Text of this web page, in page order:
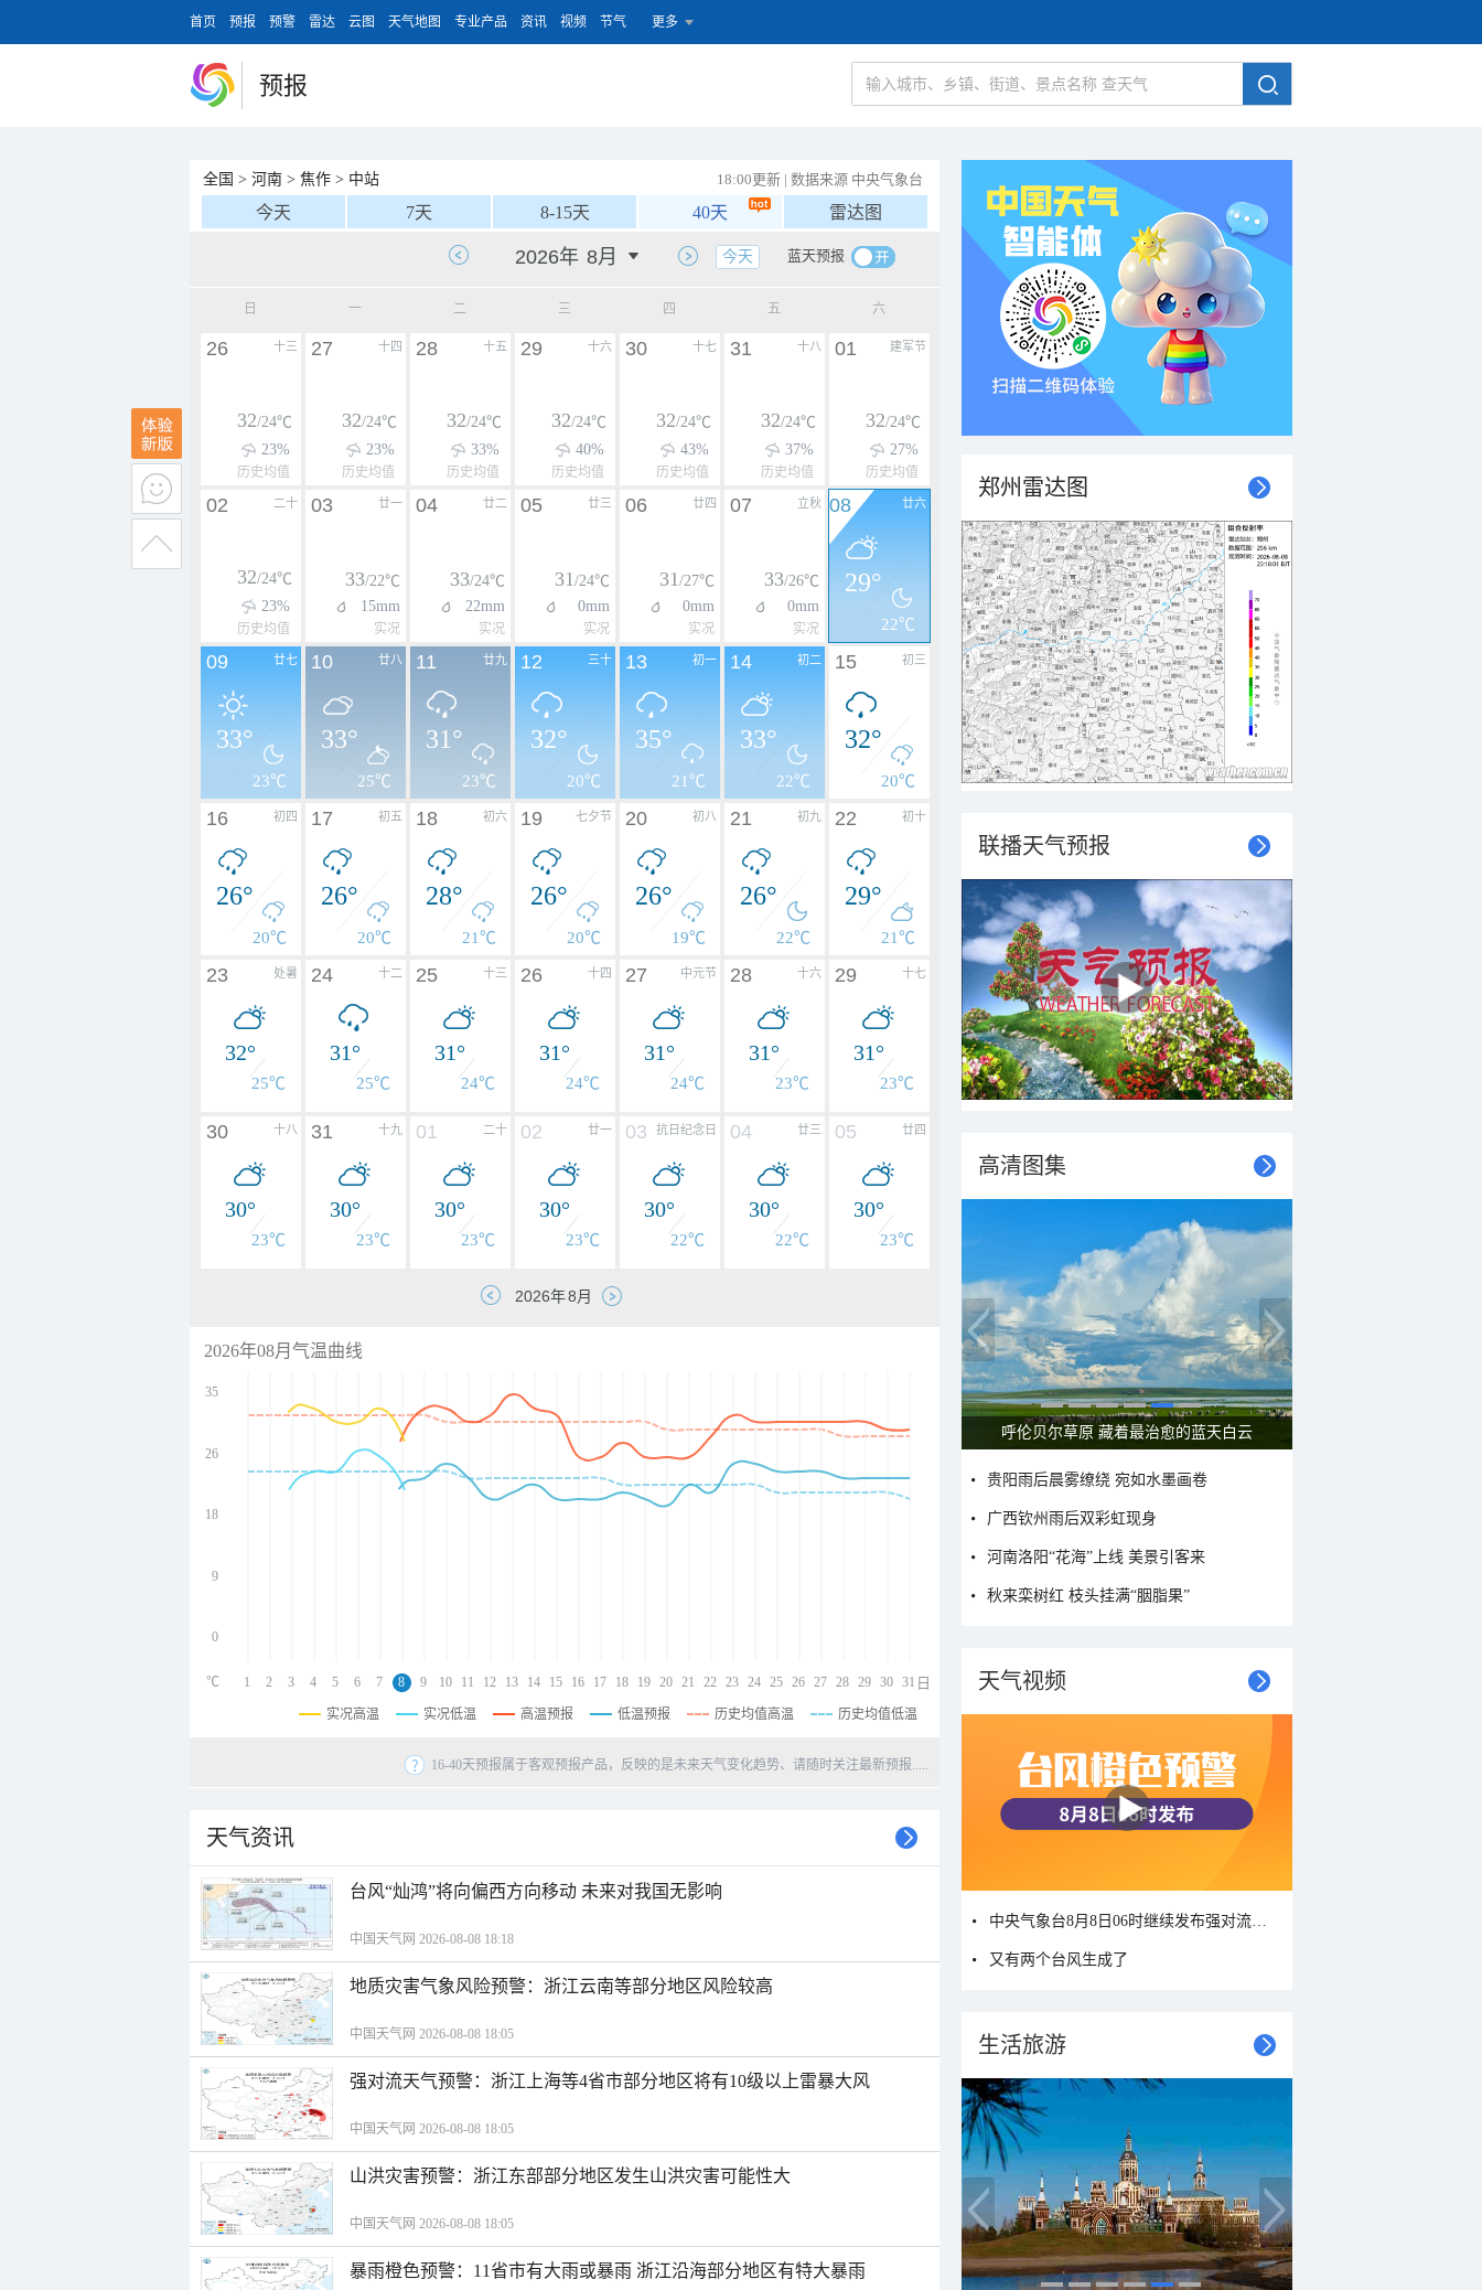
首页 预报 预警 雷达 云图 天气地图 专业产品 资讯 视频 节气 更多
预报
全国 > 河南 > 焦作 > 中站 18:00更新 | 数据来源 中央气象台
今天 7天 8-15天 40天 雷达图
蓝天预报
今天
日 一 二 三 四 五 六
十三
26
32/24℃
23%
历史均值
十四
27
32/24℃
23%
历史均值
十五
28
32/24℃
33%
历史均值
十六
29
32/24℃
40%
历史均值
十七
30
32/24℃
43%
历史均值
十八
31
32/24℃
37%
历史均值
建军节
01
32/24℃
27%
历史均值
二十
02
32/24℃
23%
历史均值
廿一
03
33/22℃
15mm
实况
廿二
04
33/24℃
22mm
实况
廿三
05
31/24℃
0mm
实况
廿四
06
31/27℃
0mm
实况
立秋
07
33/26℃
0mm
实况
廿六
08
29°
22℃
廿七
09
33°
23℃
廿八
10
33°
25℃
廿九
11
31°
23℃
三十
12
32°
20℃
初一
13
35°
21℃
初二
14
33°
22℃
初三
15
32°
20℃
初四
16
26°
20℃
初五
17
26°
20℃
初六
18
28°
21℃
七夕节
19
26°
20℃
初八
20
26°
19℃
初九
21
26°
22℃
初十
22
29°
21℃
处暑
23
32°
25℃
十二
24
31°
25℃
十三
25
31°
24℃
十四
26
31°
24℃
中元节
27
31°
24℃
十六
28
31°
23℃
十七
29
31°
23℃
十八
30
30°
23℃
十九
31
30°
23℃
二十
01
30°
23℃
廿一
02
30°
23℃
抗日纪念日
03
30°
22℃
廿三
04
30°
22℃
廿四
05
30°
23℃
2026年08月气温曲线
35
26
18
9
0
1 2 3 4 5 6 7 8 9 10 11 12 13 14 15 16 17 18 19 20 21 22 23 24 25 26 27 28 29 30 31
℃ 日
实况高温 实况低温 高温预报 低温预报 历史均值高温 历史均值低温
16-40天预报属于客观预报产品，反映的是未来天气变化趋势、请随时关注最新预报.....
天气资讯
台风“灿鸿”将向偏西方向移动 未来对我国无影响
中国天气网 2026-08-08 18:18
地质灾害气象风险预警：浙江云南等部分地区风险较高
中国天气网 2026-08-08 18:05
强对流天气预警：浙江上海等4省市部分地区将有10级以上雷暴大风
中国天气网 2026-08-08 18:05
山洪灾害预警：浙江东部部分地区发生山洪灾害可能性大
中国天气网 2026-08-08 18:05
暴雨橙色预警：11省市有大雨或暴雨 浙江沿海部分地区有特大暴雨
郑州雷达图
联播天气预报
高清图集
呼伦贝尔草原 藏着最治愈的蓝天白云
贵阳雨后晨雾缭绕 宛如水墨画卷
广西钦州雨后双彩虹现身
河南洛阳“花海”上线 美景引客来
秋来栾树红 枝头挂满“胭脂果”
天气视频
又有两个台风生成了
生活旅游